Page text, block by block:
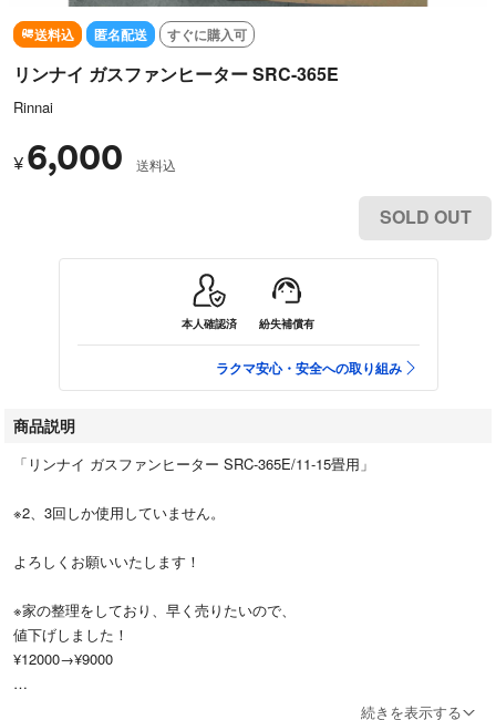
送料込 匿名配送 すぐに購入可
リンナイ ガスファンヒーター SRC-365E
Rinnai
¥ 6,000 送料込
SOLD OUT
本人確認済 紛失補償有
ラクマ安心・安全への取り組み
商品説明
「リンナイ ガスファンヒーター SRC-365E/11-15畳用」
※2、3回しか使用していません。
よろしくお願いいたします！
※家の整理をしており、早く売りたいので、
値下げしました！
¥12000→¥9000
続きを表示する